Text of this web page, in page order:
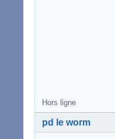
Hors ligne
pd le worm